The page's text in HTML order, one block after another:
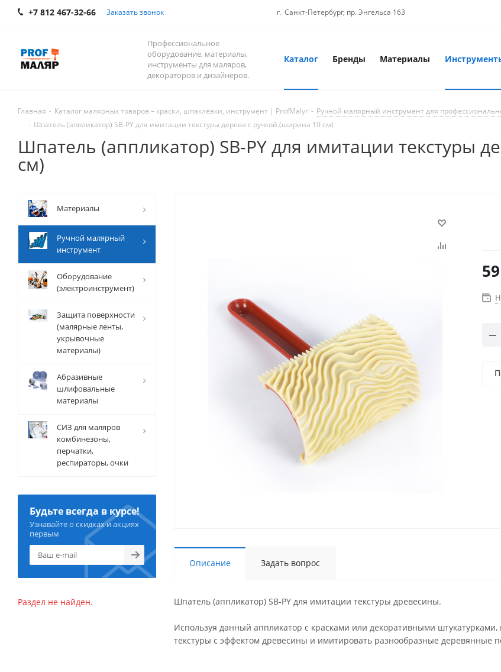
+7 812 467-32-66 Заказать звонок г. Санкт-Петербург, пр. Энгельса 163
Профессиональное
оборудование, материалы,
инструменты для маляров,
декораторов и дизайнеров.
Каталог Бренды Материалы
Главная - Каталог малярных товаров – краски, шпаклёвки, инструмент | ProfMalyr - Ручной малярный инструмент для
- Шпатель (аппликатор) SB-PY для имитации текстуры дерева с ручкой.(ширина 10 см)
Шпатель (аппликатор) SB-PY для имитации текстуры
см)
Описание Задать вопрос
Шпатель (аппликатор) SB-PY для имитации текстуры древесины.
Используя данный аппликатор с красками или декоративными
текстуры с эффектом древесины и имитировать разнообразные деревянные
Mатериалы
Ручной малярный
инструмент
Оборудование
(электроинструмент)
Защита поверхности
(малярные ленты,
укрывочные
материалы)
Абразивные
шлифовальные
материалы
СИЗ для маляров
комбинезоны,
перчатки,
респираторы, очки
Будьте всегда в курсе!
Узнавайте о скидках и акциях
первым
Раздел не найден.